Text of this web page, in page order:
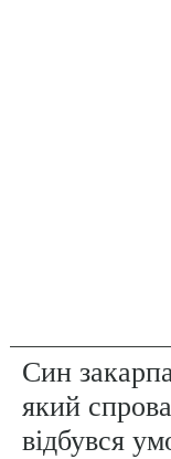
Син
який
відбувся